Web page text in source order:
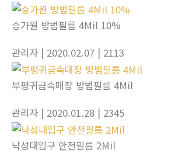
승가원 방범필름 4Mil 10%
관리자 | 2020.02.07 | 2113
부평귀금속매장 방범필름 4Mil
관리자 | 2020.01.28 | 2345
낙성대입구 안전필름 2Mil